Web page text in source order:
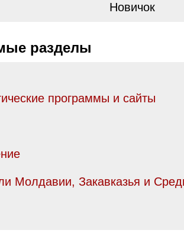
Новичок
разделы
программы и сайты
Молдавии, Закавказья и